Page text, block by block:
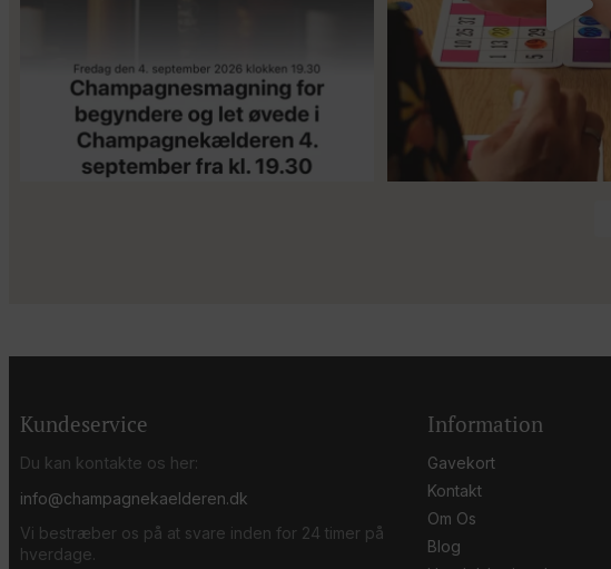
Kundeservice
Du kan kontakte os her:
info@champagnekaelderen.dk
Vi bestræber os på at svare inden for 24 timer på
hverdage.
Information
Gavekort
Kontakt
Om Os
Blog